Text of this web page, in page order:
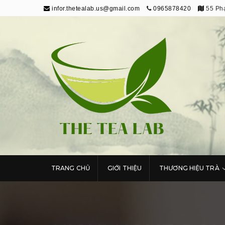
infor.thetealab.us@gmail.com 0965878420 55
The Tea Lab
Trang Thông Tin Về Trà
TRANG CHỦ GIỚI THIỆU THƯƠNG HIỆU TRÀ